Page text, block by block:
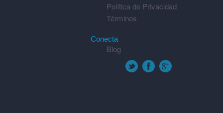
Política de Privacidad
Términos
Conecta
Blog